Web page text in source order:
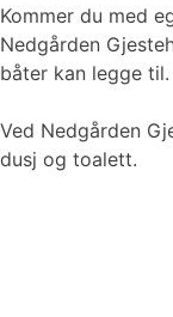
Kommer du med
Nedgården
båter kan legge til.
Ved Nedgården
dusj og toalett.